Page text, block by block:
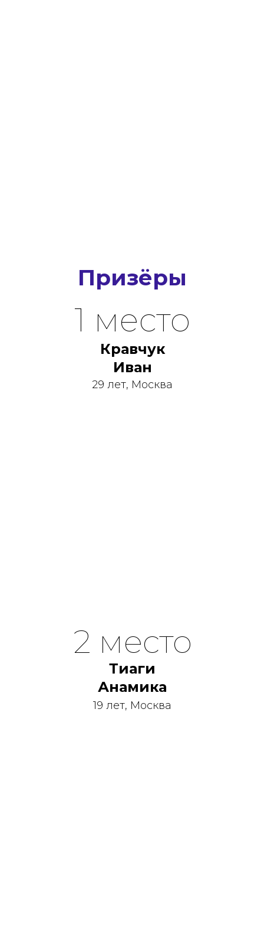
Кравчук
Иван
29 лет, Москва
1 место
Тиаги
Анамика
19 лет, Москва
2 место
Призёры